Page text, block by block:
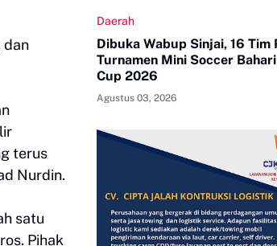
dan
terus
Nurdin.
satu
Pihak
Daerah
Dibuka Wabup Sinjai, 16 Tim
Turnamen Mini Soccer
Cup 2026
Agustus 03, 2026